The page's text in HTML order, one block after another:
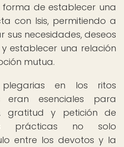
de establecer una
con Isis, permitiendo a
sus necesidades, deseos
establecer una relación
mutua.
en los ritos
esenciales para
gratitud y petición de
prácticas no solo
entre los devotos y la